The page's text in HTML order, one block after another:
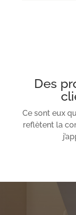
Des
Ce sont eux
reflètent la